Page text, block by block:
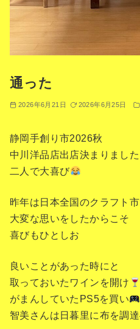
通った
2026年6月21日 2026年6月25日
静岡手創り市2026秋
中川洋品店出店決まりました
二人で大喜び
昨年は日本全国のクラフト
大変な思いをしたからこそ
喜びもひとしお
良いことがあった時にと
取っておいたワインを開け
がまんしていたPS5を買い
智美さんは日暮里に布を調